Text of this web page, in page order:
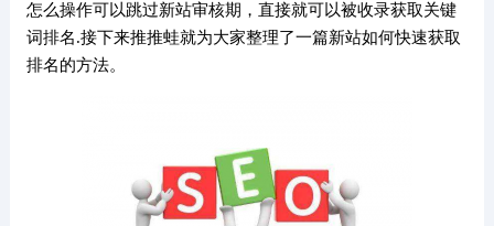
怎么操作可以跳过新站审核期，直接就可以被收录获取关键
词排名.接下来推推蛙就为大家整理了一篇新站如何快速获取
排名的方法。